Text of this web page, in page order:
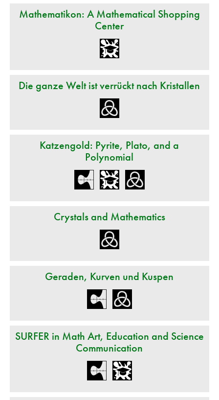
Mathematikon: A Mathematical Shopping
Center
Die ganze Welt ist verrückt nach Kristallen
Katzengold: Pyrite, Plato, and a
Polynomial
Crystals and Mathematics
Geraden, Kurven und Kuspen
SURFER in Math Art, Education and Science
Communication